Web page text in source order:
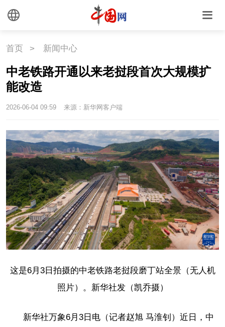
首页 > 新闻中心
中老铁路开通以来老挝段首次大规模扩
能改造
2026-06-04 09:59 来源：新华网客户端
这是6月3日拍摄的中老铁路老挝段磨丁站全景（无人机
照片）。新华社发（凯乔摄）
新华社万象6月3日电（记者赵旭 马淮钊）近日，中